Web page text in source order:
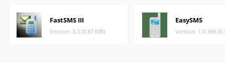
FastSMS III
Version: 3.3 (0.87 MB)
EasySMS
Version: 1.0.186